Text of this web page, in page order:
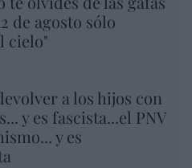
de agosto sólo
cielo"
a los hijos con
y es fascista...el PNV
y es